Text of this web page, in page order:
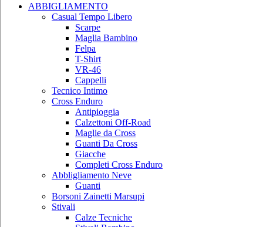
ABBIGLIAMENTO
Casual Tempo Libero
Scarpe
Maglia Bambino
Felpa
T-Shirt
VR-46
Cappelli
Tecnico Intimo
Cross Enduro
Antipioggia
Calzettoni Off-Road
Maglie da Cross
Guanti Da Cross
Giacche
Completi Cross Enduro
Abbligliamento Neve
Guanti
Borsoni Zainetti Marsupi
Stivali
Calze Tecniche